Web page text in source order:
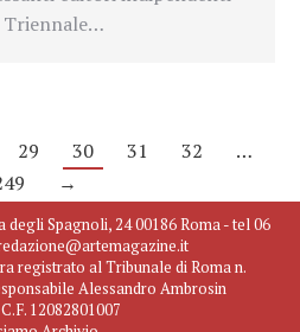
Triennale…
29 30 31 32
…
→
Spagnoli, 24 00186 Roma - tel 06
registrato al Tribunale di Roma n.
Alessandro Ambrosin
12082801007